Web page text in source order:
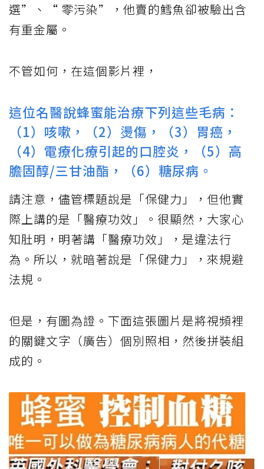
選”、“ 零污染”，他賣的鱈魚卻被驗出含
有重金屬。
不管如何，在這個影片裡，
這位名醫說蜂蜜能治療下列這些毛病：
（1）咳嗽，（2）燙傷，（3）胃癌，
（4）電療化療引起的口腔炎，（5）高
膽固醇/三甘油酯，（6）糖尿病。
請注意，儘管標題說是「保健力」，但他實
際上講的是「醫療功效」。很顯然，大家心
知肚明，明著講「醫療功效」，是違法行
為。所以，就暗著說是「保健力」，來規避
法規。
但是，有圖為證。下面這張圖片是將視頻裡
的關鍵文字（廣告）個別照相，然後拼裝組
成的。